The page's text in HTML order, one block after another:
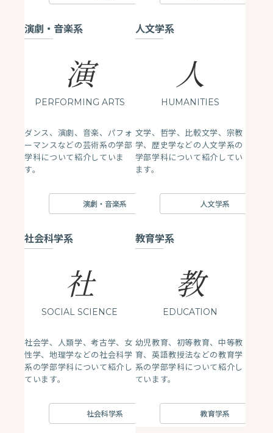
演劇・音楽系
演
PERFORMING ARTS
ダンス、演劇、音楽、パフォ
ーマンスなどの芸術系の学部
学科について紹介していま
す。
演劇・音楽系
人文学系
人
HUMANITIES
文学、哲学、比較文学、宗教
学、歴史学などの人文学系の
学部学科について紹介してい
ます。
人文学系
社会科学系
社
SOCIAL SCIENCE
社会学、人類学、考古学、女
性学、地理学などの社会科学
系の学部学科について紹介し
ています。
社会科学系
教育学系
教
EDUCATION
幼児教育、初等教育、中等教
育、英語教授法などの教育学
系の学部学科について紹介し
ています。
教育学系